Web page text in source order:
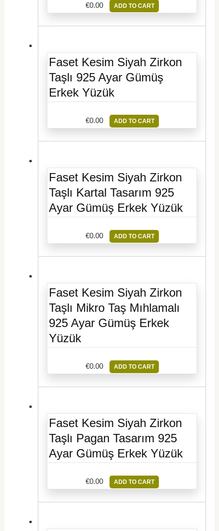
€0.00 ADD TO CART
Faset Kesim Siyah Zirkon
Taşlı 925 Ayar Gümüş
Erkek Yüzük
€0.00 ADD TO CART
Faset Kesim Siyah Zirkon
Taşlı Kartal Tasarım 925
Ayar Gümüş Erkek Yüzük
€0.00 ADD TO CART
Faset Kesim Siyah Zirkon
Taşlı Mikro Taş Mıhlamalı
925 Ayar Gümüş Erkek
Yüzük
€0.00 ADD TO CART
Faset Kesim Siyah Zirkon
Taşlı Pagan Tasarım 925
Ayar Gümüş Erkek Yüzük
€0.00 ADD TO CART